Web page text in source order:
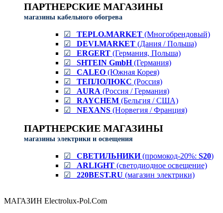
ПАРТНЕРСКИЕ МАГАЗИНЫ
магазины кабельного обогрева
☑ TEPLO.MARKET (Многобрендовый)
☑
DEVI.MARKET (Дания / Польша)
☑
ERGERT (Германия, Польша)
☑
SHTEIN GmbH(Германия)
☑
CALEO (Южная Корея)
☑
ТЕПЛОЛЮКС (Россия)
☑
AURA (Россия / Германия)
☑
RAYCHEM (Бельгия / США)
☑
NEXANS (Норвегия / Франция)
ПАРТНЕРСКИЕ МАГАЗИНЫ
магазины электрики и освещения
☑ СВЕТИЛЬНИКИ(промокод-20%: S20)
☑
ARLIGHT (светодиодное освещение)
☑
220BEST.RU (магазин электрики)
МАГАЗИН Electrolux-Pol.Com